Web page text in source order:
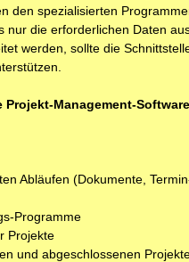
den spezialisierten
die erforderlichen Daten
werden, sollte die
Management-
Abläufen (Dokumente,
Programme
Projekte
und abgeschlossenen